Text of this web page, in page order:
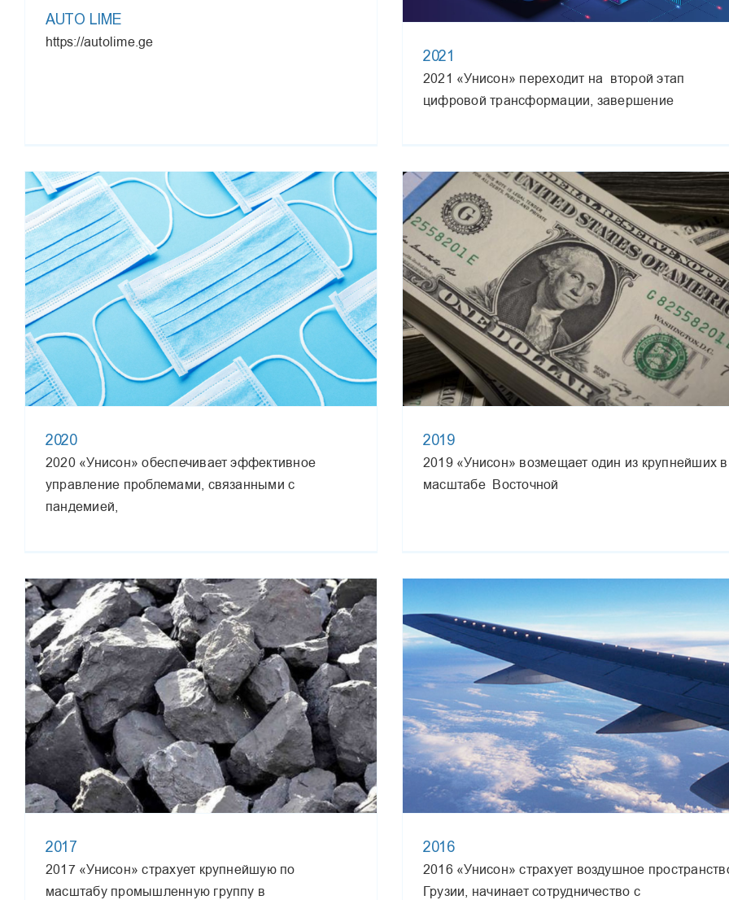
AUTO LIME
https://autolime.ge
2021
2021 «Унисон» переходит на второй этап
цифровой трансформации, завершение
2020
2020 «Унисон» обеспечивает эффективное
управление проблемами, связанными с
пандемией,
2019
2019 «Унисон» возмещает один из крупнейших в
масштабе Восточной
2017
2017 «Унисон» страхует крупнейшую по
масштабу промышленную группу в
2016
2016 «Унисон» страхует воздушное
Грузии, начинает сотрудничество с